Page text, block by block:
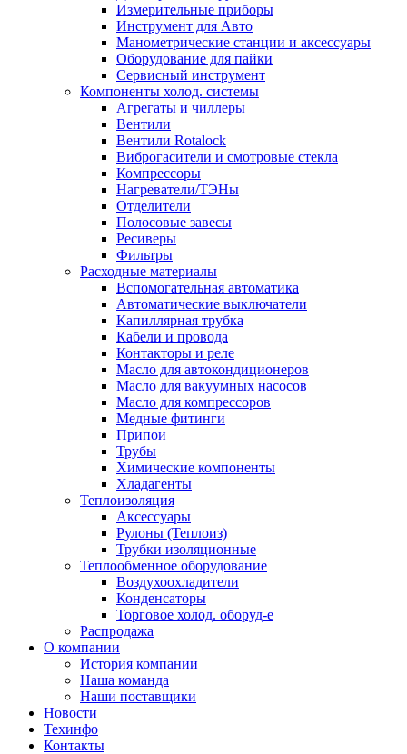
Измерительные приборы
Инструмент для Авто
Манометрические станции и аксессуары
Оборудование для пайки
Сервисный инструмент
Компоненты холод. системы
Агрегаты и чиллеры
Вентили
Вентили Rotalock
Виброгасители и смотровые стекла
Компрессоры
Нагреватели/ТЭНы
Отделители
Полосовые завесы
Ресиверы
Фильтры
Расходные материалы
Вспомогательная автоматика
Автоматические выключатели
Капиллярная трубка
Кабели и провода
Контакторы и реле
Масло для автокондиционеров
Масло для вакуумных насосов
Масло для компрессоров
Медные фитинги
Припои
Трубы
Химические компоненты
Хладагенты
Теплоизоляция
Аксессуары
Рулоны (Теплоиз)
Трубки изоляционные
Теплообменное оборудование
Воздухоохладители
Конденсаторы
Торговое холод. оборуд-е
Распродажа
О компании
История компании
Наша команда
Наши поставщики
Новости
Техинфо
Контакты